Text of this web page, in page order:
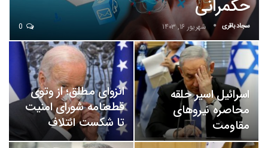
حکمرانی
سجاد باقری شهریور ۱۶, ۱۴۰۳
اسرائیل اسیر حلقه
محاصره نیروهای
مقاومت
انزوای مطلق؛ از وتوی
قطعنامه شورای امنیت
تا شکست ائتلاف
دریایی